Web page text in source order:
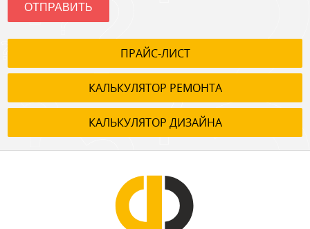
ОТПРАВИТЬ
ПРАЙС-ЛИСТ
КАЛЬКУЛЯТОР РЕМОНТА
КАЛЬКУЛЯТОР ДИЗАЙНА